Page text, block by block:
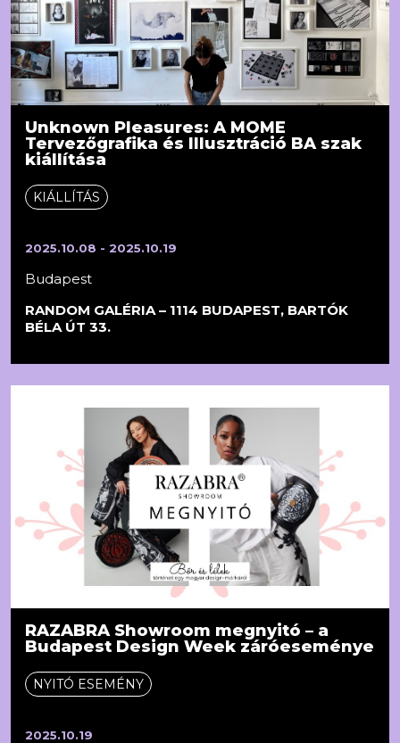
Unknown Pleasures: A MOME
Tervezőgrafika és Illusztráció BA szak
kiállítása
KIÁLLÍTÁS
2025.10.08 - 2025.10.19
Budapest
RANDOM GALÉRIA – 1114 BUDAPEST, BARTÓK
BÉLA ÚT 33.
RAZABRA Showroom megnyitó – a
Budapest Design Week záróeseménye
NYITÓ ESEMÉNY
2025.10.19